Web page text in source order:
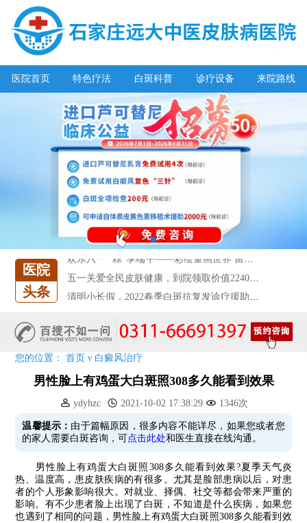
医院首页 特色疗法 白斑科普 诊疗设备 来院路线
医院
头条
阳春三月·抗白复发——远大白斑抗复发活动开启!
放寒假，祛白斑!7天唤醒黑色素!白斑强化诊疗进行中!
7天唤醒黑色素，寒假不留白 体面迎新年!
放寒假，祛白斑!7天唤醒黑色素!白斑强化诊疗进行中!
预约从速!远大白转黑分享活动即将开幕!特邀北京专家来院坐诊!
恭贺伍德镜检查系统成功落户!暑期超强福利点击领取!
您的位置：首页 ν 白癜风治疗
男性脸上有鸡蛋大白斑照308多久能看到效果
ydyhzc 2021-10-02 17:38:29 1346次
温馨提示： 由于篇幅原因，很多内容不能详尽，如果您或者您
的家人需要白斑咨询，可点击此处和医生直接在线沟通。
男性脸上有鸡蛋大白斑照308多久能看到效果?夏季天气炎
热、温度高，患皮肤疾病的有很多。尤其是脸部患病以后，对患
者的个人形象影响很大。对就业、择偶、社交等都会带来严重的
影响。有不少患者脸上出现了白斑，不知道是什么疾病，如果您
也遇到了相同的问题，男性脸上有鸡蛋大白斑照308多久能看到效